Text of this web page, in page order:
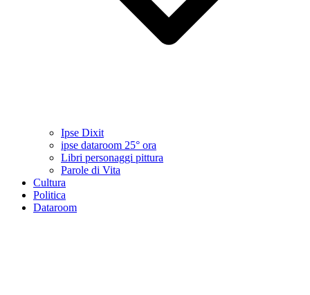
Ipse Dixit
ipse dataroom 25° ora
Libri personaggi pittura
Parole di Vita
Cultura
Politica
Dataroom